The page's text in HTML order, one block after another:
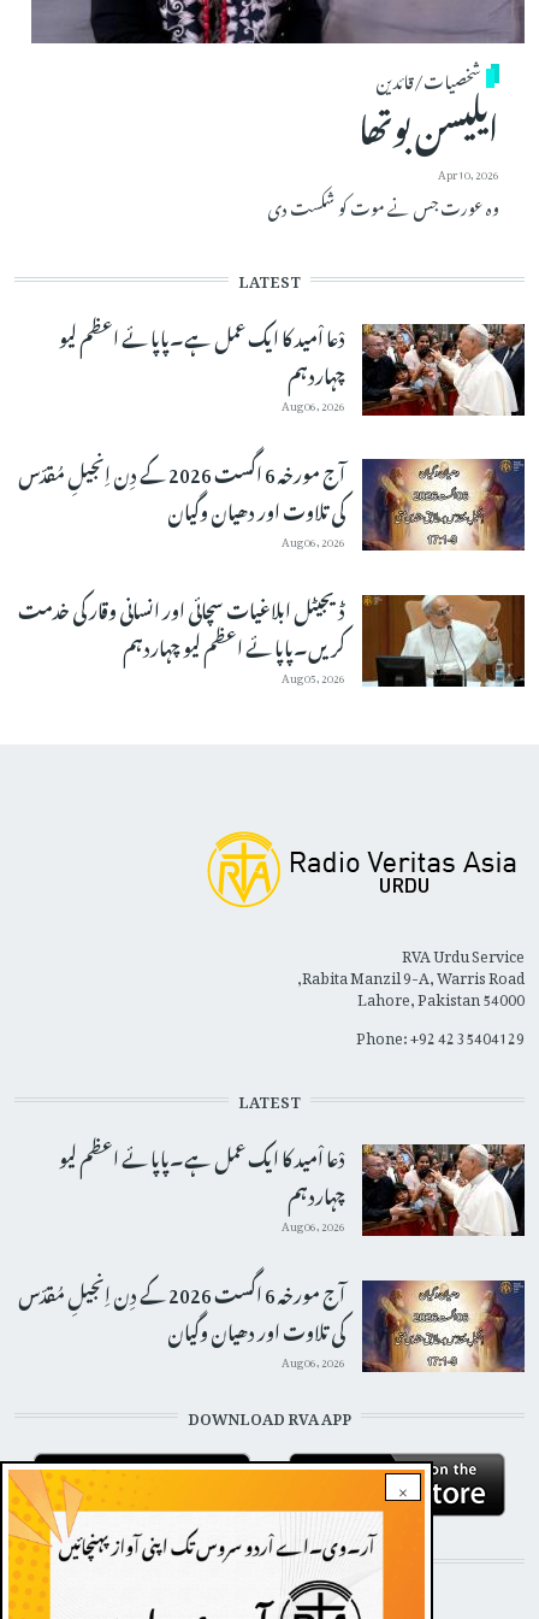
شخصیات/قائدین
ایلیسن بوتھا
Apr 10, 2026
وہ عورت جس نے موت کو شکست دی
LATEST
دْعا اْمید کا ایک عمل ہے۔پاپائے اعظم لیو
چہاردہم
Aug 06, 2026
آج مورخہ 6 اگست 2026 کے دِن اِنجیلِ مُقدّس
کی تلاوت اور دھیان وگیان
Aug 06, 2026
ڈیجیٹل ابلاغیات سچائی اور انسانی وقار کی خدمت
کریں۔پاپائے اعظم لیو چہاردہم
Aug 05, 2026
×
RVA Urdu Service
Rabita Manzil 9-A, Warris Road,
Lahore, Pakistan 54000
Phone: +92 42 35404129
LATEST
دْعا اْمید کا ایک عمل ہے۔پاپائے اعظم لیو
چہاردہم
Aug 06, 2026
آج مورخہ 6 اگست 2026 کے دِن اِنجیلِ مُقدّس
کی تلاوت اور دھیان وگیان
Aug 06, 2026
DOWNLOAD RVA APP
STAY CONNECTED WITH US!